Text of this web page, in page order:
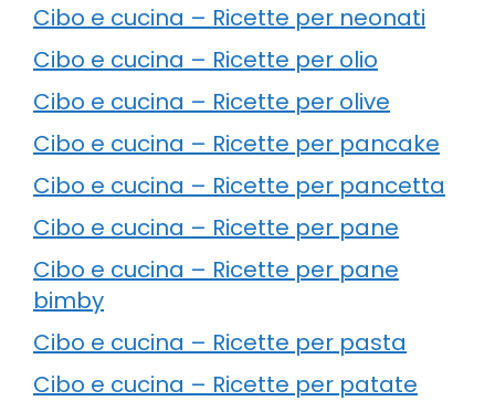
Cibo e cucina – Ricette per neonati
Cibo e cucina – Ricette per olio
Cibo e cucina – Ricette per olive
Cibo e cucina – Ricette per pancake
Cibo e cucina – Ricette per pancetta
Cibo e cucina – Ricette per pane
Cibo e cucina – Ricette per pane
bimby
Cibo e cucina – Ricette per pasta
Cibo e cucina – Ricette per patate